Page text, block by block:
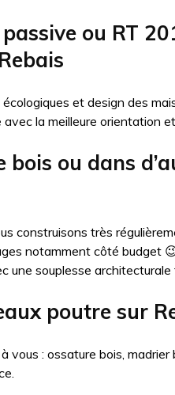
ou RT
et design des
la meilleure orientation
ou dans
construisons très
notamment côté budget
une souplesse
poutre sur
: ossature bois,